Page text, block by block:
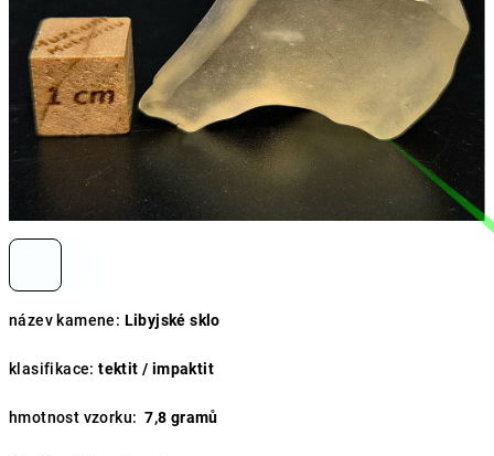
název kamene: Libyjské sklo
klasifikace: tektit / impaktit
hmotnost vzorku: 7,8 gramů